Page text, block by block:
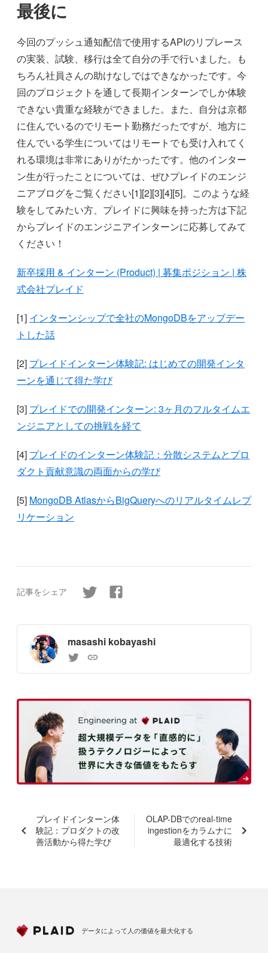
最後に
今回のプッシュ通知配信で使用するAPIのリプレース
の実装、試験、移行は全て自分の手で行いました。も
ちろん社員さんの助けなしではできなかったです。今
回のプロジェクトを通して長期インターンでしか体験
できない貴重な経験ができました。また、自分は京都
に住んでいるのでリモート勤務だったですが、地方に
住んでいる学生についてはリモートでも受け入れてく
れる環境は非常にありがたかったです。他のインター
ン生が行ったことについては、ぜひプレイドのエンジ
ニアブログをご覧ください[1][2][3][4][5]。このような経
験をしてみたい方、プレイドに興味を持った方は下記
からプレイドのエンジニアインターンに応募してみて
ください！
新卒採用 & インターン (Product) | 募集ポジション | 株
式会社プレイド
[1] インターンシップで全社のMongoDBをアップデー
トした話
[2] プレイドインターン体験記: はじめての開発インタ
ーンを通じて得た学び
[3] プレイドでの開発インターン: 3ヶ月のフルタイムエ
ンジニアとしての挑戦を経て
[4] プレイドのインターン体験記：分散システムとプロ
ダクト貢献意識の両面からの学び
[5] MongoDB AtlasからBigQueryへのリアルタイムレプ
リケーション
記事をシェア
masashi kobayashi
プレイドインターン体
験記：プロダクトの改
善活動から得た学び
OLAP-DBでのreal-time
ingestionをカラムナに
最適化する技術
データによって人の価値を最大化する